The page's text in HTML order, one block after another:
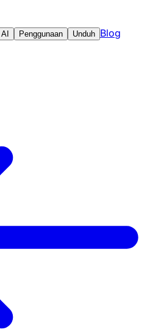
Penggunaan Unduh Blog